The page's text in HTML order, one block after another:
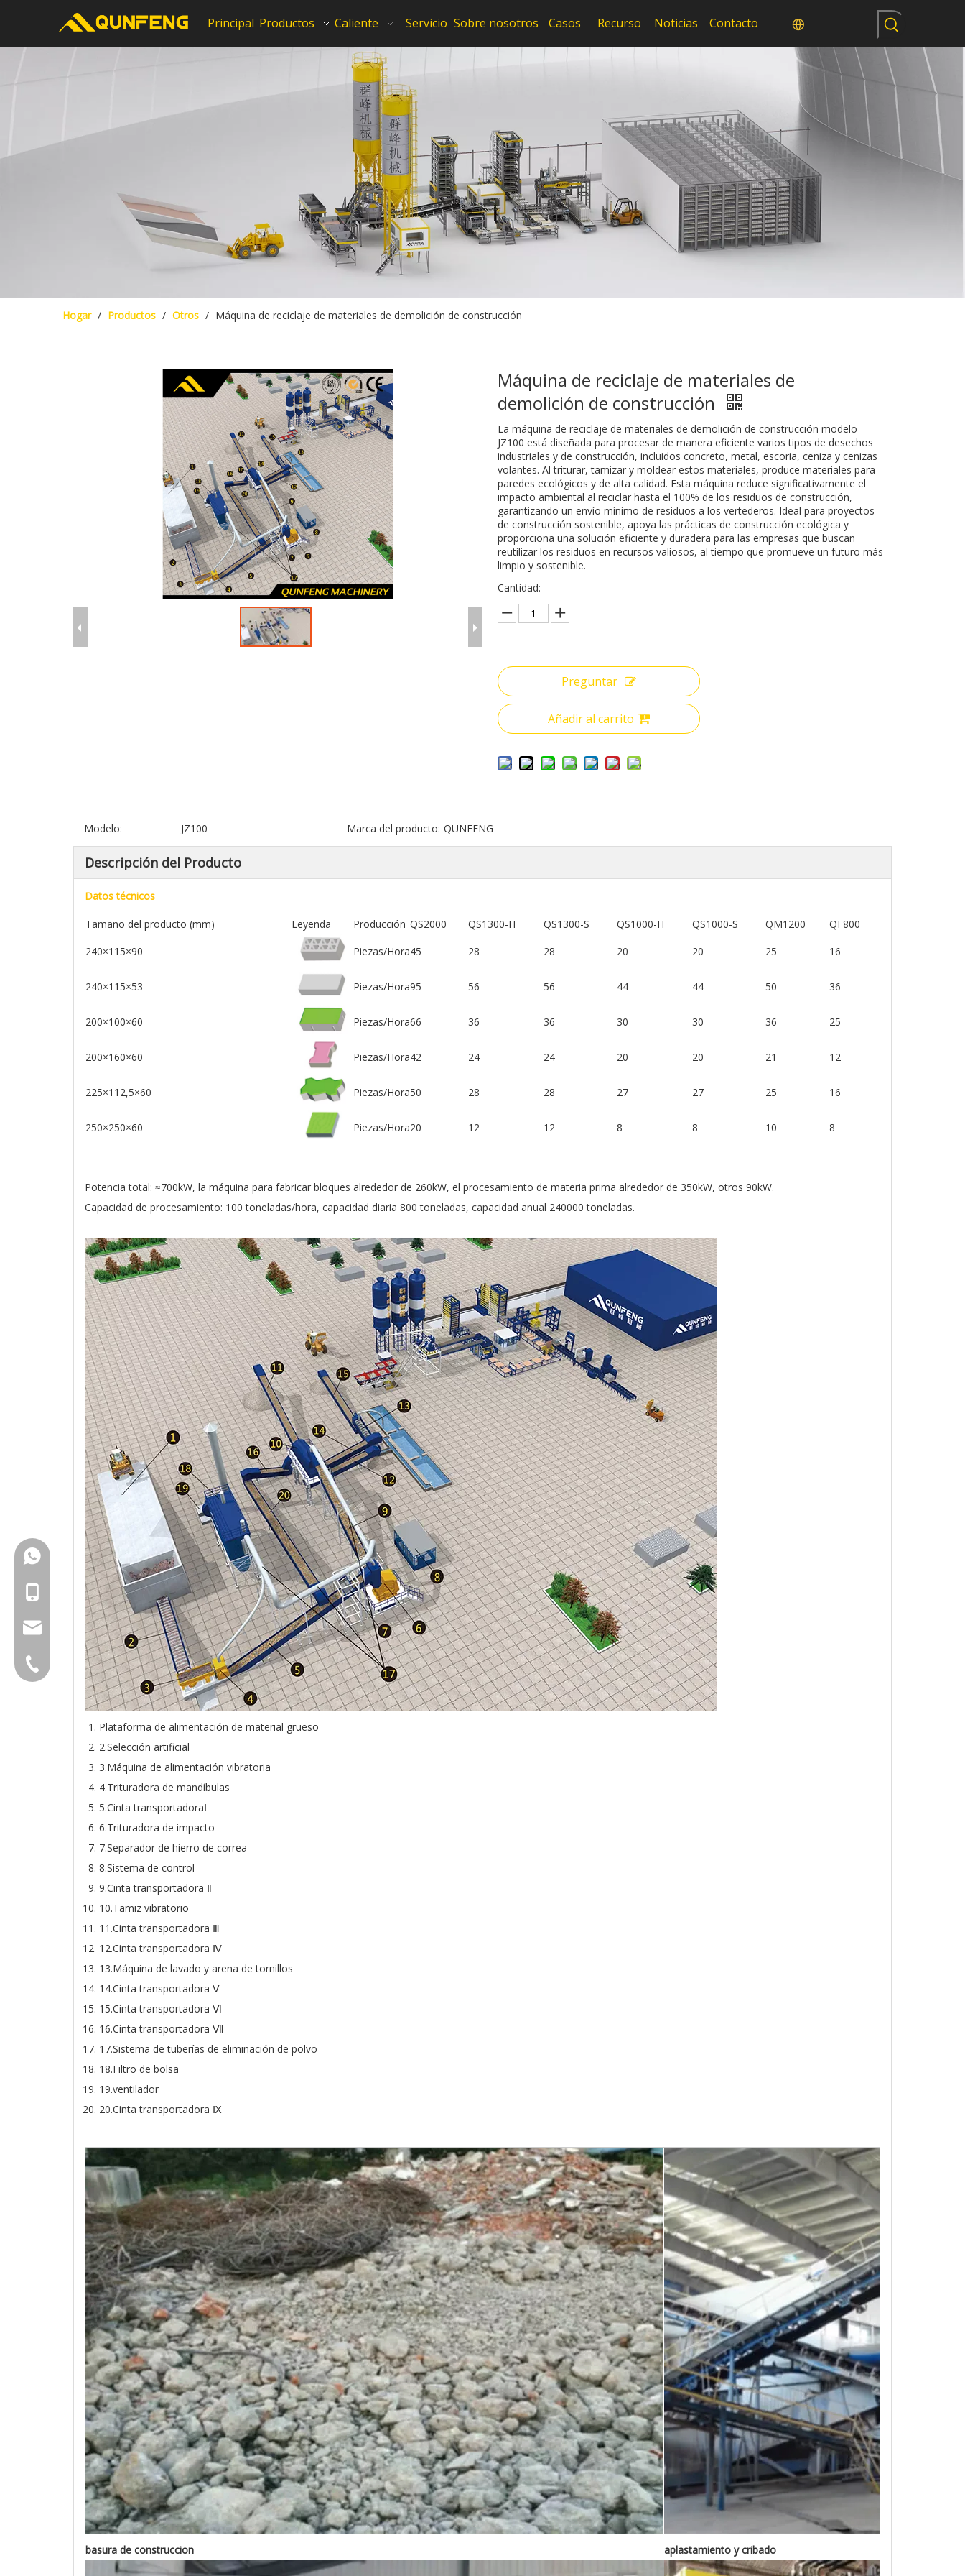
Principal Productos Caliente Servicio Sobre nosotros Casos Recurso Noticias Contacto
Hogar / Productos / Otros / Máquina de reciclaje de materiales de demolición de construcción
Máquina de reciclaje de materiales de
demolición de construcción
La máquina de reciclaje de materiales de demolición de construcción modelo
JZ100 está diseñada para procesar de manera eficiente varios tipos de desechos
industriales y de construcción, incluidos concreto, metal, escoria, ceniza y cenizas
volantes. Al triturar, tamizar y moldear estos materiales, produce materiales para
paredes ecológicos y de alta calidad. Esta máquina reduce significativamente el
impacto ambiental al reciclar hasta el 100% de los residuos de construcción,
garantizando un envío mínimo de residuos a los vertederos. Ideal para proyectos
de construcción sostenible, apoya las prácticas de construcción ecológica y
proporciona una solución eficiente y duradera para las empresas que buscan
reutilizar los residuos en recursos valiosos, al tiempo que promueve un futuro más
limpio y sostenible.
Cantidad:
Preguntar
Añadir al carrito
Modelo: JZ100 Marca del producto: QUNFENG
Descripción del Producto
Datos técnicos
Tamaño del producto (mm) Leyenda Producción QS2000 QS1300-H QS1300-S QS1000-H QS1000-S QM1200
QF800
240×115×90
Piezas/Hora45 28 28 20 20 25 16
240×115×53 Piezas/Hora95 56 56 44 44 50 36
200×100×60 Piezas/Hora66 36 36 30 30 36 25
200×160×60 Piezas/Hora42 24 24 20 20 21 12
225×112,5×60 Piezas/Hora50 28 28 27 27 25 16
250×250×60 Piezas/Hora20 12 12 8 8 10 8
Potencia total: ≈700kW, la máquina para fabricar bloques alrededor de 260kW, el procesamiento de materia prima alrededor de 350kW, otros 90kW.
Capacidad de procesamiento: 100 toneladas/hora, capacidad diaria 800 toneladas, capacidad anual 240000 toneladas.
Plataforma de alimentación de material grueso
2.Selección artificial
3.Máquina de alimentación vibratoria
4.Trituradora de mandíbulas
5.Cinta transportadoraⅠ
6.Trituradora de impacto
7.Separador de hierro de correa
8.Sistema de control
9.Cinta transportadora Ⅱ
10.Tamiz vibratorio
11.Cinta transportadora Ⅲ
12.Cinta transportadora Ⅳ
13.Máquina de lavado y arena de tornillos
14.Cinta transportadora Ⅴ
15.Cinta transportadora Ⅵ
16.Cinta transportadora Ⅶ
17.Sistema de tuberías de eliminación de polvo
18.Filtro de bolsa
19.ventilador
20.Cinta transportadora Ⅸ
basura de construccion aplastamiento y cribado
+86-18150503129
+86-18150503129
group@qunfeng.com
+86-595 22356789